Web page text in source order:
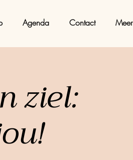
Agenda Contact Meer
ziel: